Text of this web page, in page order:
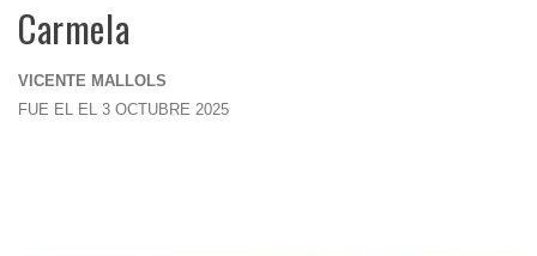
Carmela
VICENTE MALLOLS
FUE EL EL 3 OCTUBRE 2025